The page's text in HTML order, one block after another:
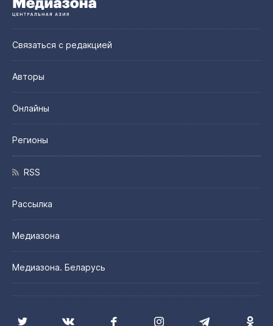
Связаться с редакцией
Авторы
Онлайны
Регионы
RSS
Рассылка
Медиазона
Медиазона. Беларусь